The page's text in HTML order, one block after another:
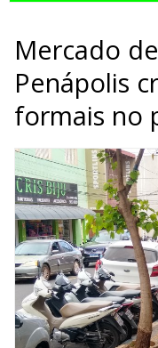
Mercado
Penápolis
formais no